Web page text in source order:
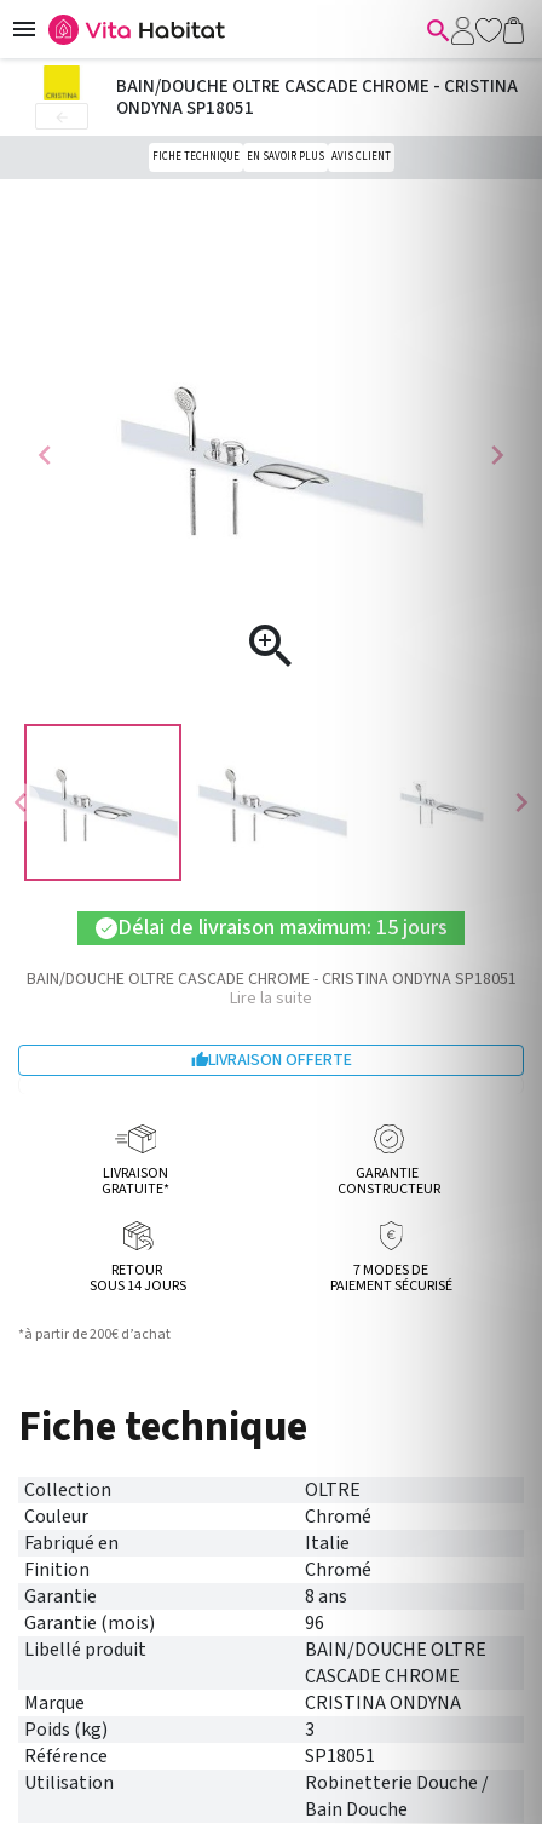
 
chevron_left chevron_right
chevron_left

chevron_right
BAIN/DOUCHE OLTRE CASCADE CHROME - CRISTINA
ONDYNA SP18051
FICHE TECHNIQUE EN SAVOIR PLUS AVIS CLIENT
check Délai de livraison maximum: 15 jours
BAIN/DOUCHE OLTRE CASCADE CHROME - CRISTINA ONDYNA SP18051
Lire la suite
LIVRAISON OFFERTE
LIVRAISON
GRATUITE*
GARANTIE
CONSTRUCTEUR
RETOUR
SOUS 14 JOURS
7 MODES DE
PAIEMENT SÉCURISÉ
*à partir de 200€ d’achat
Fiche technique
Collection
OLTRE
Couleur
Chromé
Fabriqué en
Italie
Finition
Chromé
Garantie
8 ans
Garantie (mois)
96
Libellé produit
BAIN/DOUCHE OLTRE
CASCADE CHROME
Marque
CRISTINA ONDYNA
Poids (kg)
3
Référence
SP18051
Utilisation
Robinetterie Douche /
Bain Douche